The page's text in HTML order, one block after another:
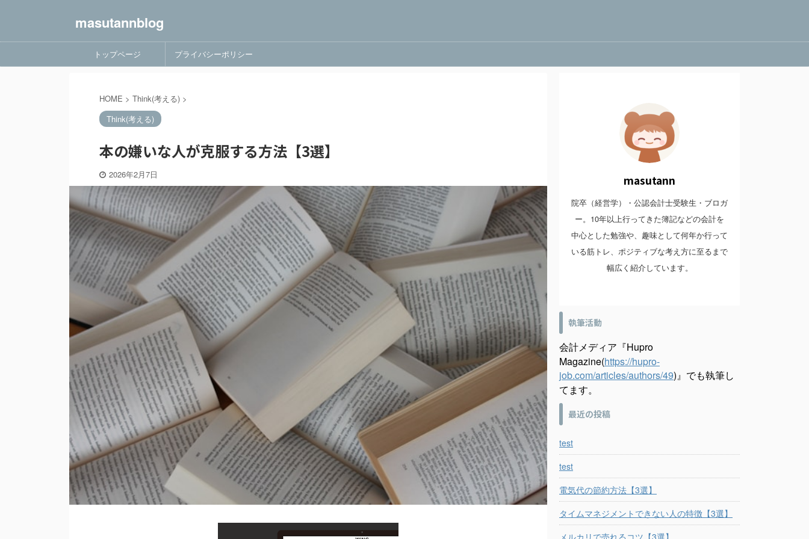
masutannblog
トップページ プライバシーポリシー
HOME > Think(考える) >
Think(考える)
本の嫌いな人が克服する方法【3選】
2026年2月7日 masutann
院卒（経営学）・公認会計士受験生・ブロガ
ー。10年以上行ってきた簿記などの会計を
中心とした勉強や、趣味として何年か行って
いる筋トレ、ポジティブな考え方に至るまで
幅広く紹介しています。
執筆活動
会計メディア『Hupro
Magazine(https://hupro-
job.com/articles/authors/49)』でも執筆し
てます。
最近の投稿
test
test
電気代の節約方法【3選】
タイムマネジメントできない人の特徴【3選】
メルカリで売れるコツ【3選】